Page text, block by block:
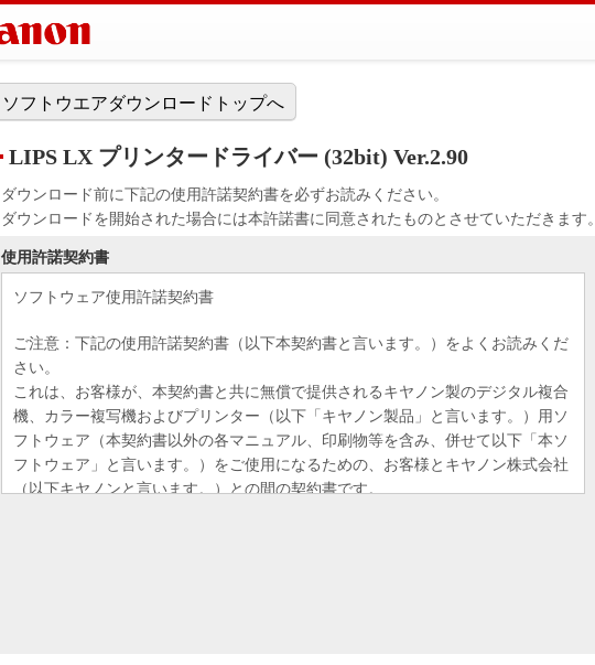
ソフトウエアダウンロードトップへ
LIPS LX プリンタードライバー (32bit) Ver.2.90
ダウンロード前に下記の使用許諾契約書を必ずお読みください。
ダウンロードを開始された場合には本許諾書に同意されたものとさせていただきます。
使用許諾契約書
ソフトウェア使用許諾契約書
ご注意：下記の使用許諾契約書（以下本契約書と言います。）をよくお読みくだ
さい。
これは、お客様が、本契約書と共に無償で提供されるキヤノン製のデジタル複合
機、カラー複写機およびプリンター（以下「キヤノン製品」と言います。）用ソ
フトウェア（本契約書以外の各マニュアル、印刷物等を含み、併せて以下「本ソ
フトウェア」と言います。）をご使用になるための、お客様とキヤノン株式会社
（以下キヤノンと言います。）との間の契約書です。